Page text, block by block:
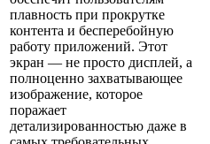
плавность при прокрутке
контента и бесперебойную
работу приложений. Этот
экран — не просто дисплей, а
полноценно захватывающее
изображение, которое
поражает
детализированностью даже в